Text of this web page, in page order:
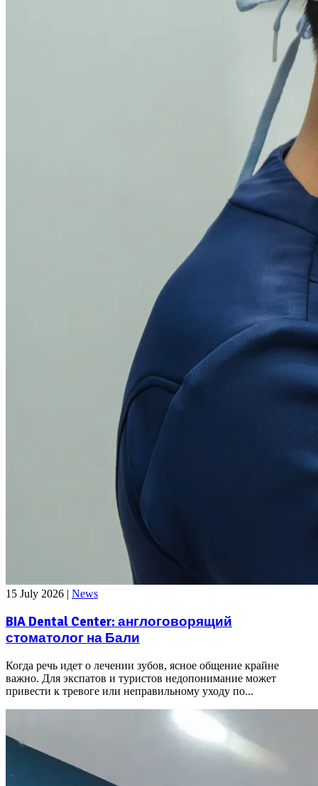
15 July 2026 | News
BIA Dental Center: англоговорящий
стоматолог на Бали
Когда речь идет о лечении зубов, ясное общение крайне
важно. Для экспатов и туристов недопонимание может
привести к тревоге или неправильному уходу по...